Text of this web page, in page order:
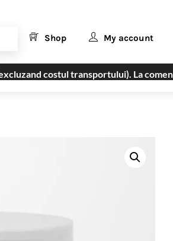
Shop My account
costul transportului). La